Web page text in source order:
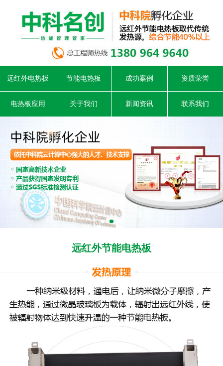
远红外电热板 节能电热板 成功案例 资质荣誉
电热板应用 关于我们 新闻资讯 联系我们
远红外节能电热板